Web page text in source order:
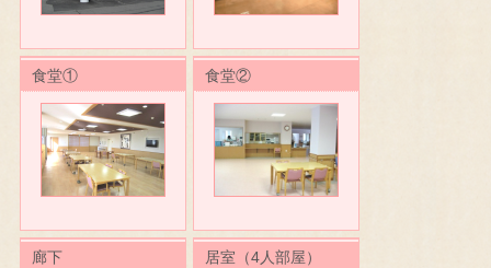
食堂① 食堂②
廊下 居室（4人部屋）